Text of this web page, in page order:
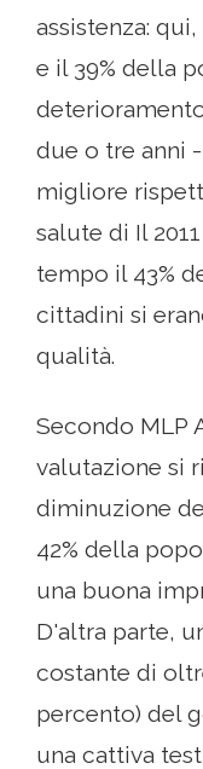
assistenza:
e il 39% della
due o tre anni
migliore
salute di Il
tempo il 43%
cittadini si
qualità.
Secondo MLP
valutazione si
diminuzione
42% della
una buona
D'altra parte,
costante di
percento) del
una cattiva